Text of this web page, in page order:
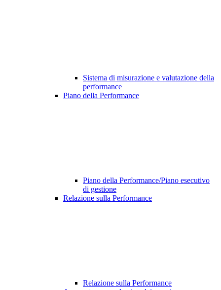
Sistema di misurazione e valutazione della
performance
Piano della Performance
Piano della Performance/Piano esecutivo
di gestione
Relazione sulla Performance
Relazione sulla Performance